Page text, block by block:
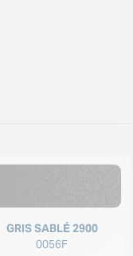
GRIS SABLÉ 2900
0056F